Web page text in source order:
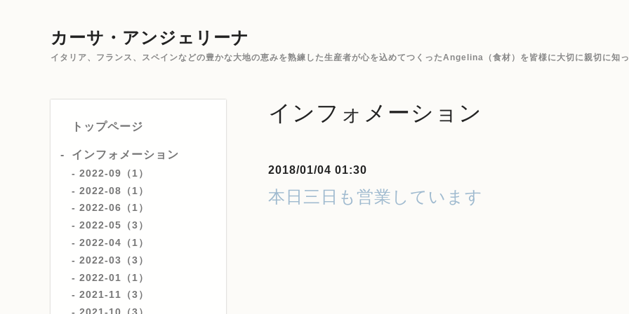
カーサ・アンジェリーナ
イタリア、フランス、スペインなどの豊かな大地の恵みを熟練した生産者が心を込めてつくったAngelina（食材）を皆様に大切に親切に知っ
トップページ
インフォメーション
2022-09（1）
2022-08（1）
2022-06（1）
2022-05（3）
2022-04（1）
2022-03（3）
2022-01（1）
2021-11（3）
インフォメーション
2018/01/04 01:30
本日三日も営業しています